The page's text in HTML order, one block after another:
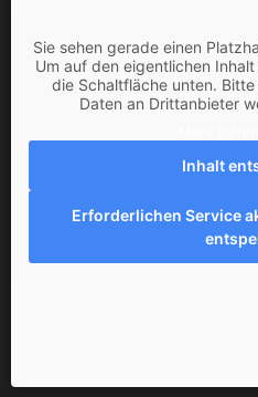
Sie sehen gerade einen
Um auf den eigentlichen
die Schaltfläche unten.
Daten an Drittanbieter
Inhalt
Erforderlichen Service